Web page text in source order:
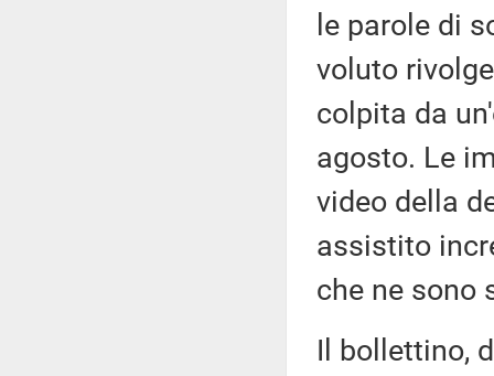
le parole di
voluto
colpita da
agosto. Le
video della
assistito
che ne sono
Il bollettino,